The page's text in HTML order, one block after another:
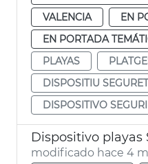
VALENCIA
EN
EN PORTADA
PLAYAS
DISPOSITIU
DISPOSITIVO
modificado hace 4